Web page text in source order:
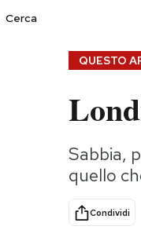
Consumismi
Storie/Idee
Ok Boomer!
QUESTO
Sabbia,
quello
Condividi